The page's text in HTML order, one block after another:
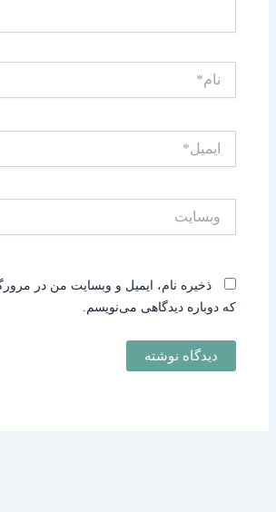
ذخیره نام، ایمیل و وبسایت من در
که دوباره دیدگاهی می‌نویسم.